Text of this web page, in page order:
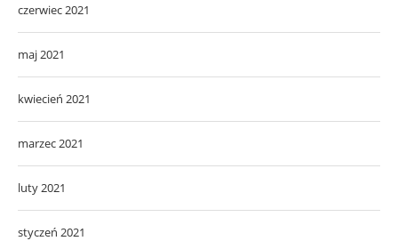
czerwiec 2021
maj 2021
kwiecień 2021
marzec 2021
luty 2021
styczeń 2021